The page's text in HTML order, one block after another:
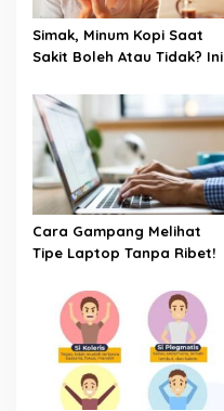
Simak, Minum Kopi Saat
Sakit Boleh Atau Tidak? Ini
Cara Gampang Melihat
Tipe Laptop Tanpa Ribet!